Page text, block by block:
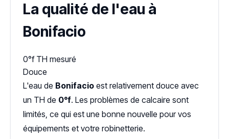
La qualité de l'eau à
Bonifacio
0°f TH mesuré
Douce
L'eau de Bonifacio est relativement douce avec
un TH de 0°f. Les problèmes de calcaire sont
limités, ce qui est une bonne nouvelle pour vos
équipements et votre robinetterie.